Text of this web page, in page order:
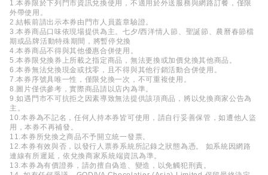
1.本券限於下列門市資訊兌換使用，不適用於外送服務與網路訂餐，僅限
外帶使用。
2.結帳前請出示本券由門市人員蓋章驗證。
3.本券商品口味依現場提供為主。七夕/西洋情人節、聖誕節、農曆春節檔
期或品牌活動特殊期間，將暫停兌換
4.本券商品不得與其他優惠合併使用。
5.本券限兌換券上所載之指定商品，無法更換或加價兌換其他商品。
6.本券無法兌換現金或找零，且不得與其他行銷活動合併使用。
7.本券序號具唯一性，僅限兌換一次，不可重複使用。
8.圖片僅供參考，實際商品請以店內為準。
9.如遇門市不可抗拒之因素導致無法提供該項商品，將以兌換商家公告為
主。
10.本券為不記名，任何人持本券皆可使用，請自行妥善保管，如遭他人盜
用，本券不再補發。
11.本券所兌換之商品不予開立統一發票。
12.本券有效與否，以發行人票券系統所記錄之狀態為憑。 如系統因網路
連線有所遲延，依兌換商家系統端資訊為準。
13.本券為有價證券，請勿擅自偽造、變造，以免觸犯刑責。